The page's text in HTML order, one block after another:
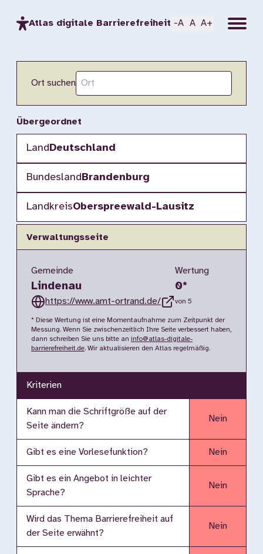
Atlas digitale Barrierefreiheit -A A A+ Menu
Ort suchen
Übergeordnet
LandDeutschland
BundeslandBrandenburg
LandkreisOberspreewald-Lausitz
Verwaltungsseite
Gemeinde
Lindenau
https://www.amt-ortrand.de/
Wertung
0*
von 5
* Diese Wertung ist eine Momentaufnahme zum Zeitpunkt der
Messung. Wenn Sie zwischenzeitlich Ihre Seite verbessert haben,
dann schreiben Sie uns bitte an info@atlas-digitale-
barrierefreiheit.de. Wir aktualisieren den Atlas regelmäßig.
Kriterien
Kann man die Schriftgröße auf der
Seite ändern?
Nein
Gibt es eine Vorlesefunktion? Nein
Gibt es ein Angebot in leichter
Sprache?
Nein
Wird das Thema Barrierefreiheit auf
der Seite erwähnt?
Nein